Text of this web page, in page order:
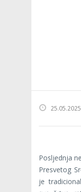
25.05.2025
Posljednja
Presvetog
je